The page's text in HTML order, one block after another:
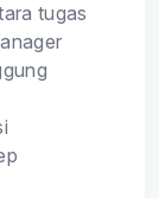
tugas